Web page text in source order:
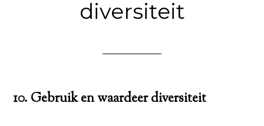
diversiteit
10. Gebruik en waardeer diversiteit